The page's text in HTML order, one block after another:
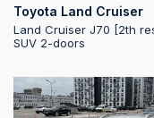
Toyota Land Cruiser
Land Cruiser J70 [2th
SUV 2-doors